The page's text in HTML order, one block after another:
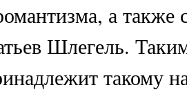
а также
Шлегель.
такому